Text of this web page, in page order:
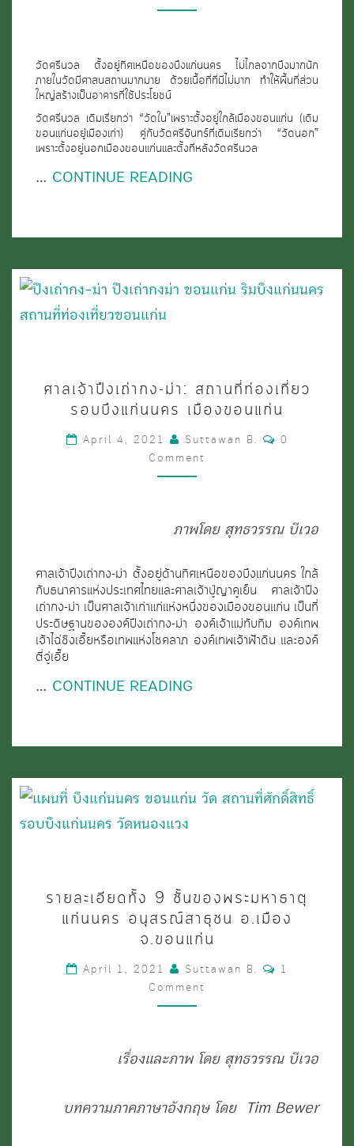
วัดศรีนวล ตั้งอยู่ทิศเหนือของบึงแก่นนคร ไม่ไกลจากบึงมากนัก
ภายในวัดมีศาสนสถานมากมาย ด้วยเนื้อที่ที่มีไม่มาก ทำให้พื้นที่ส่วน
ใหญ่สร้างเป็นอาคารที่ใช้ประโยชน์
วัดศรีนวล เดิมเรียกว่า “วัดใน”เพราะตั้งอยู่ใกล้เมืองขอนแก่น (เดิม
ขอนแก่นอยู่เมืองเก่า) คู่กับวัดศรีจันทร์ที่เดิมเรียกว่า “วัดนอก”
เพราะตั้งอยู่นอกเมืองขอนแก่นและตั้งทีหลังวัดศรีนวล
… CONTINUE READING
เจ้า
กง-
สถาน
ท่อง
เที่ยว
รอบ
แก่น
ศาลเจ้าปึงเถ่ากง-ม่า: สถานที่ท่องเที่ยว
รอบบึงแก่นนคร เมืองขอนแก่น
April 4, 2021 Suttawan B. Comments
0
Comment
ภาพโดย สุทธวรรณ บีเวอ
ศาลเจ้าปึงเถ่ากง-ม่า ตั้งอยู่ด้านทิศเหนือของบึงแก่นนคร ใกล้
กับธนาคารแห่งประเทศไทยและศาลเจ้าปู่ญาคูเย็น ศาลเจ้าปึง
เถ่ากง-ม่า เป็นศาลเจ้าเก่าแก่แห่งหนึ่งของเมืองขอนแก่น เป็นที่
ประดิษฐานขององค์ปึงเถ่ากง-ม่า องค์เจ้าแม่ทับทิม องค์เทพ
เจ้าไฉ่ชิงเอี๊ยหรือเทพแห่งโชคลาภ องค์เทพเจ้าฟ้าดิน และองค์
ตี่จู่เอี๊ย
… CONTINUE READING
ละเอียด
ทั้ง
ชั้น
ของ
มหาธาตุ
นคร
รายละเอียดทั้ง 9 ชั้นของพระมหาธาตุ
แก่นนคร อนุสรณ์สาธุชน อ.เมือง
จ.ขอนแก่น
April 1, 2021 Suttawan B. Comments
1
Comment
เรื่องและภาพ โดย สุทธวรรณ บีเวอ
บทความภาคภาษาอังกฤษ โดย Tim Bewer